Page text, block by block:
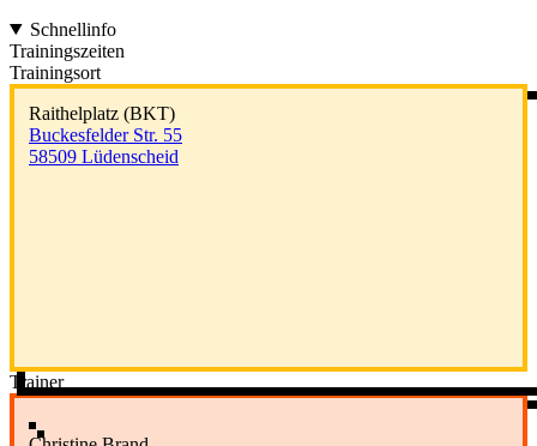
Schnellinfo
Trainingszeiten
Trainingsort
Raithelplatz (BKT)
Buckesfelder Str. 55
58509 Lüdenscheid
Trainer